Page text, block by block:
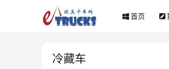
首页
冷藏车